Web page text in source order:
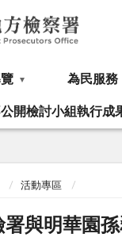
為民服務
開檢討小組執行成
活動專區
與明華園